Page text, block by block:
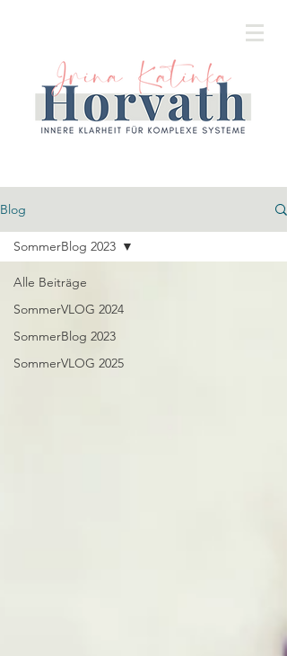
Blog
Alle Beiträge
SommerVLOG 2024
SommerBlog 2023
SommerVLOG 2025
SommerBlog 2023